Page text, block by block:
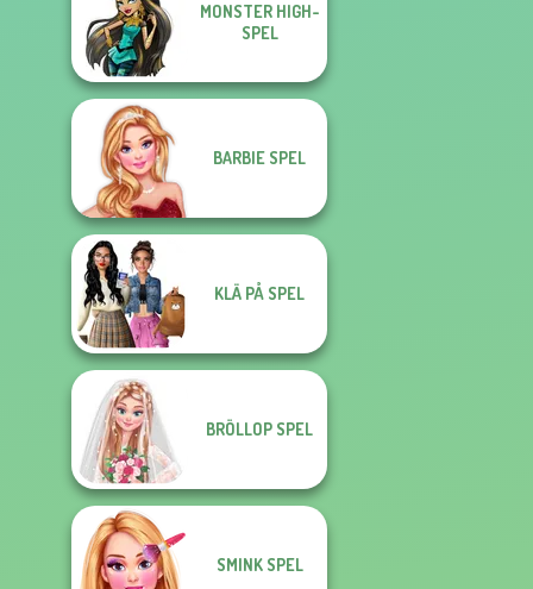
MONSTER HIGH-
SPEL
BARBIE SPEL
KLÄ PÅ SPEL
BRÖLLOP SPEL
SMINK SPEL